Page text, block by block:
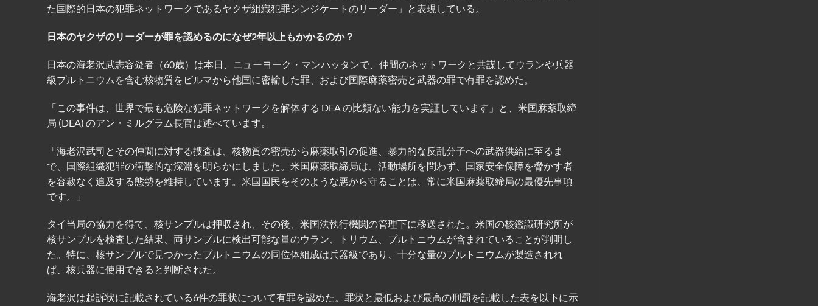
た国際的日本の犯罪ネットワークであるヤクザ組織犯罪シンジケートのリーダー」と表現している。
日本のヤクザのリーダーが罪を認めるのになぜ2年以上もかかるのか？
日本の海老沢武志容疑者（60歳）は本日、ニューヨーク・マンハッタンで、仲間のネットワークと共謀してウランや兵器
級プルトニウムを含む核物質をビルマから他国に密輸した罪、および国際麻薬密売と武器の罪で有罪を認めた。
「この事件は、世界で最も危険な犯罪ネットワークを解体する DEA の比類ない能力を実証しています」と、米国麻薬取締
局 (DEA) のアン・ミルグラム長官は述べています。
「海老沢武司とその仲間に対する捜査は、核物質の密売から麻薬取引の促進、暴力的な反乱分子への武器供給に至るま
で、国際組織犯罪の衝撃的な深淵を明らかにしました。米国麻薬取締局は、活動場所を問わず、国家安全保障を脅かす者
を容赦なく追及する態勢を維持しています。米国国民をそのような悪から守ることは、常に米国麻薬取締局の最優先事項
です。」
タイ当局の協力を得て、核サンプルは押収され、その後、米国法執行機関の管理下に移送された。米国の核鑑識研究所が
核サンプルを検査した結果、両サンプルに検出可能な量のウラン、トリウム、プルトニウムが含まれていることが判明し
た。特に、核サンプルで見つかったプルトニウムの同位体組成は兵器級であり、十分な量のプルトニウムが製造されれ
ば、核兵器に使用できると判断された。
海老沢は起訴状に記載されている6件の罪状について有罪を認めた。罪状と最低および最高の刑罰を記載した表を以下に示